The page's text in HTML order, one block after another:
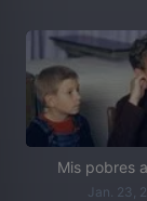
Mis pobres
Jan. 23,